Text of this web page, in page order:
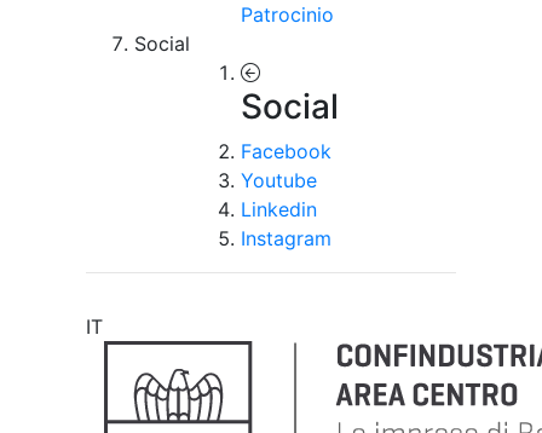
Patrocinio
Social
Social
Facebook
Youtube
Linkedin
Instagram
IT